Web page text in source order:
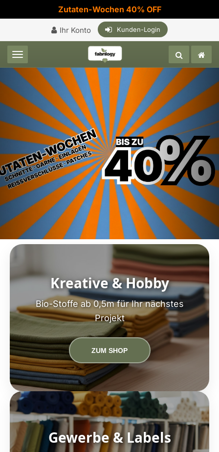
Zutaten-Wochen 40% OFF
Ihr Konto Kunden-Login
Toggle navigation
Kreative & Hobby
Bio-Stoffe ab 0,5m für Ihr nächstes
Projekt
ZUM SHOP
Gewerbe & Labels